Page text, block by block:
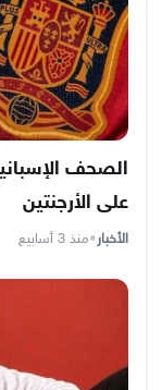
الصحف
على الأرجنتين
الأخبار•منذ 3 أسابيع